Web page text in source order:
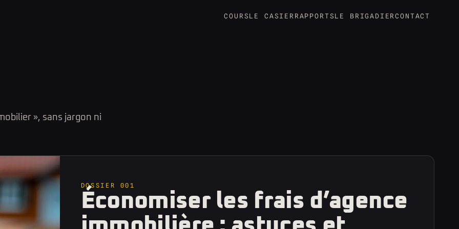
COURSLE CASIER RAPPORTSLE BRIGADIERCONTACT
», sans jargon ni
DOSSIER 001
Économiser les frais d’agence